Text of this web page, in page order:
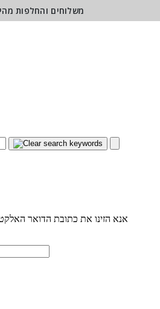
אנא הזינו את כתובת הדואר
משלוחים והחלפות